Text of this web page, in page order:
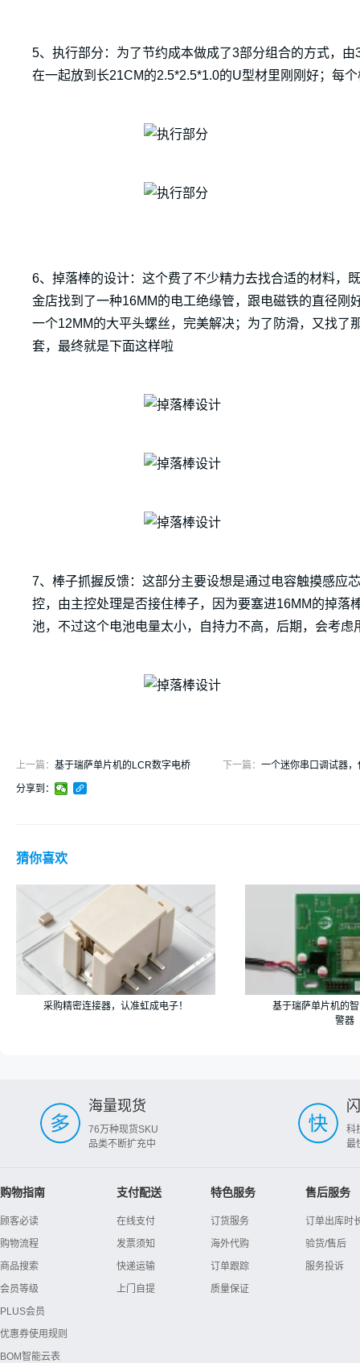
5、执行部分：为了节约成本做成了3部分组合的方式，
在一起放到长21CM的2.5*2.5*1.0的U型材里刚刚好；每
6、掉落棒的设计：这个费了不少精力去找合适的材料，
金店找到了一种16MM的电工绝缘管，跟电磁铁的直径刚
一个12MM的大平头螺丝，完美解决；为了防滑，又找了
套，最终就是下面这样啦
7、棒子抓握反馈：这部分主要设想是通过电容触摸感应
控，由主控处理是否接住棒子，因为要塞进16MM的掉
池，不过这个电池电量太小，自持力不高，后期，会考
上一篇： 基于瑞萨单片机的LCR数字电桥 下一篇： 一个迷你串口调试器
分享到：
猜你喜欢
采购精密连接器，认准虹成电子！
基于瑞萨单片机的
警器
海量现货
76万种现货SKU
品类不断扩充中
科
最
购物指南
顾客必读
购物流程
商品搜索
会员等级
PLUS会员
优惠券使用规则
BOM智能云表
支付配送
在线支付
发票须知
快递运输
上门自提
特色服务
订货服务
海外代购
订单跟踪
质量保证
售后服务
订单出库时
验货/售后
服务投诉